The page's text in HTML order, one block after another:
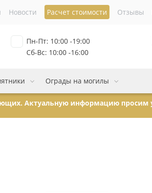
Новости Расчет стоимости Отзывы
Пн-Пт: 10:00 -19:00
Сб-Вс: 10:00 -16:00
Ограды на могилы
Актуальную информацию просим